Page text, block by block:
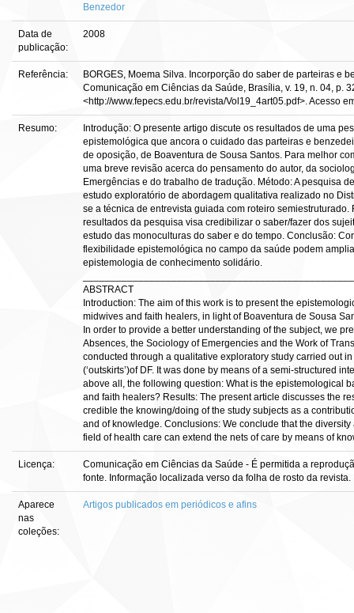
Benzedor
Data de
publicação:
2008
Referência:
BORGES, Moema Silva. Incorporção do saber de parteiras e
Comunicação em Ciências da Saúde, Brasília, v. 19, n. 04, p.
<http://www.fepecs.edu.br/revista/Vol19_4art05.pdf>. Acesso
Resumo:
Introdução: O presente artigo discute os resultados de uma
epistemológica que ancora o cuidado das parteiras e
de oposição, de Boaventura de Sousa Santos. Para melhor
uma breve revisão acerca do pensamento do autor, da
Emergências e do trabalho de tradução. Método: A pesquisa
estudo exploratório de abordagem qualitativa realizado no
se a técnica de entrevista guiada com roteiro semiestruturado.
resultados da pesquisa visa credibilizar o saber/fazer dos
estudo das monoculturas do saber e do tempo. Conclusão:
flexibilidade epistemológica no campo da saúde podem
epistemologia de conhecimento solidário.
ABSTRACT
Introduction: The aim of this work is to present the
midwives and faith healers, in light of Boaventura de Sousa
In order to provide a better understanding of the subject, we
Absences, the Sociology of Emergencies and the Work of
conducted through a qualitative exploratory study carried out
(‘outskirts’)of DF. It was done by means of a semi-structured
above all, the following question: What is the epistemological
and faith healers? Results: The present article discusses the
credible the knowing/doing of the study subjects as a
and of knowledge. Conclusions: We conclude that the
field of health care can extend the nets of care by means of
Licença:
Comunicação em Ciências da Saúde - É permitida a
fonte. Informação localizada verso da folha de rosto da revista.
Aparece
nas
coleções:
Artigos publicados em periódicos e afins